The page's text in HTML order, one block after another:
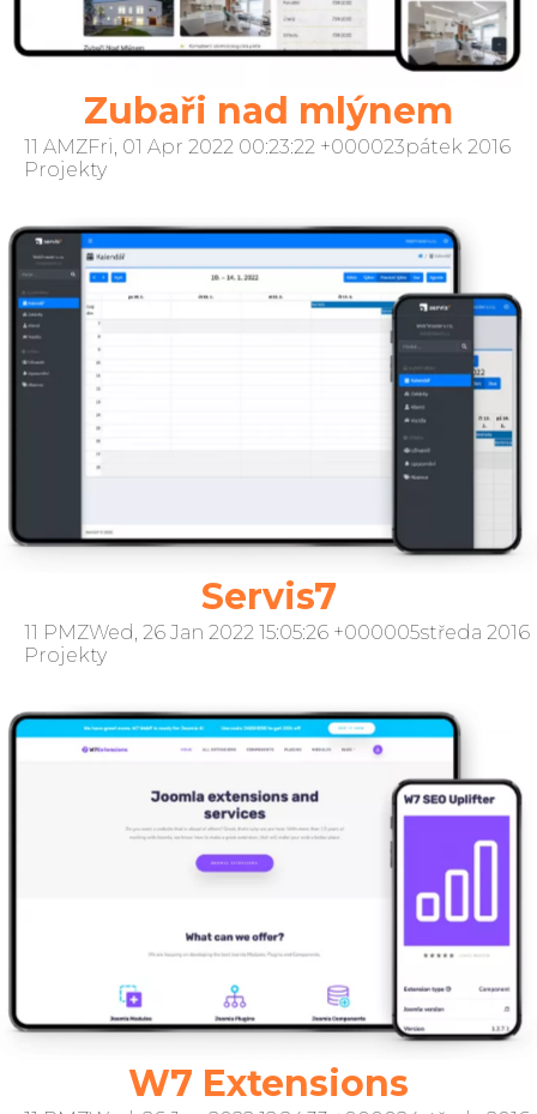
zaměřenou na poskytování praktické a
preventivní lékařské péče v Německu.
Zubaři nad mlýnem
11 AMZFri, 01 Apr 2022 00:23:22 +000023pátek 2016
Projekty
Servis7
11 PMZWed, 26 Jan 2022 15:05:26 +000005středa 2016
Projekty
W7 Extensions